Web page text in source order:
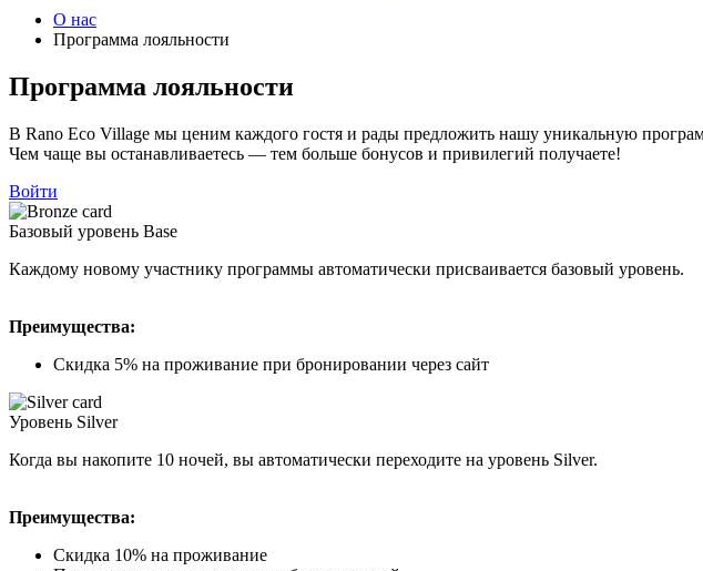
О нас
Программа лояльности
Программа лояльности
В Rano Eco Village мы ценим каждого гостя и рады предложить нашу уникальную
Чем чаще вы останавливаетесь — тем больше бонусов и привилегий получаете!
Войти
Базовый уровень Base
Каждому новому участнику программы автоматически присваивается базовый уровень.
Преимущества:
Скидка 5% на проживание при бронировании через сайт
Уровень Silver
Когда вы накопите 10 ночей, вы автоматически переходите на уровень Silver.
Преимущества:
Скидка 10% на проживание